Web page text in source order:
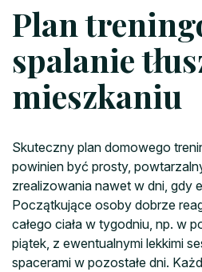
Plan
spalanie
mieszkaniu
Skuteczny plan domowego
powinien być prosty,
zrealizowania nawet w dni, gdy
Początkujące osoby dobrze
całego ciała w tygodniu, np. w
piątek, z ewentualnymi lekkimi
spacerami w pozostałe dni.